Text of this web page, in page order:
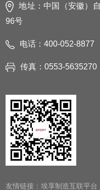
地址：中国（安徽）
96号
电话：400-052-8877
传真：0553-5635270
友情链接：埃享制造互联平台